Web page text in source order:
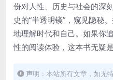
份对人性、历史与社会的深
史的“半透明镜”，窥见隐秘
地理解时代和自己。如果你
性的阅读体验，这本书无疑
声明：本站所有文章，如无